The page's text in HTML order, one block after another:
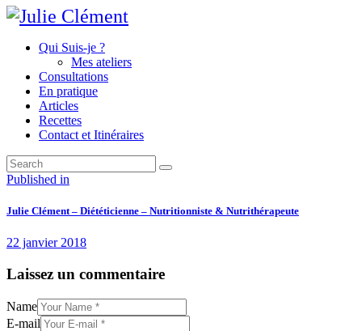
Qui Suis-je ?
Mes ateliers
Consultations
En pratique
Articles
Recettes
Contact et Itinéraires
Navigation
de
Published in
Julie Clément – Diététicienne – Nutritionniste & Nutrithérapeute
22 janvier 2018
Laissez un commentaire
Name
E-mail